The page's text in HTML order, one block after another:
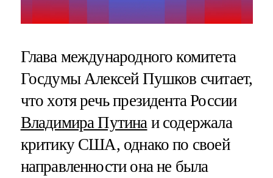
Глава международного комитета
Госдумы Алексей Пушков считает,
что хотя речь президента России
Владимира Путина и содержала
критику США, однако по своей
направленности она не была